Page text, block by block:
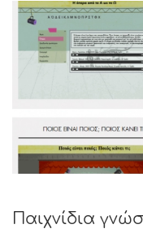
Παιχνίδια